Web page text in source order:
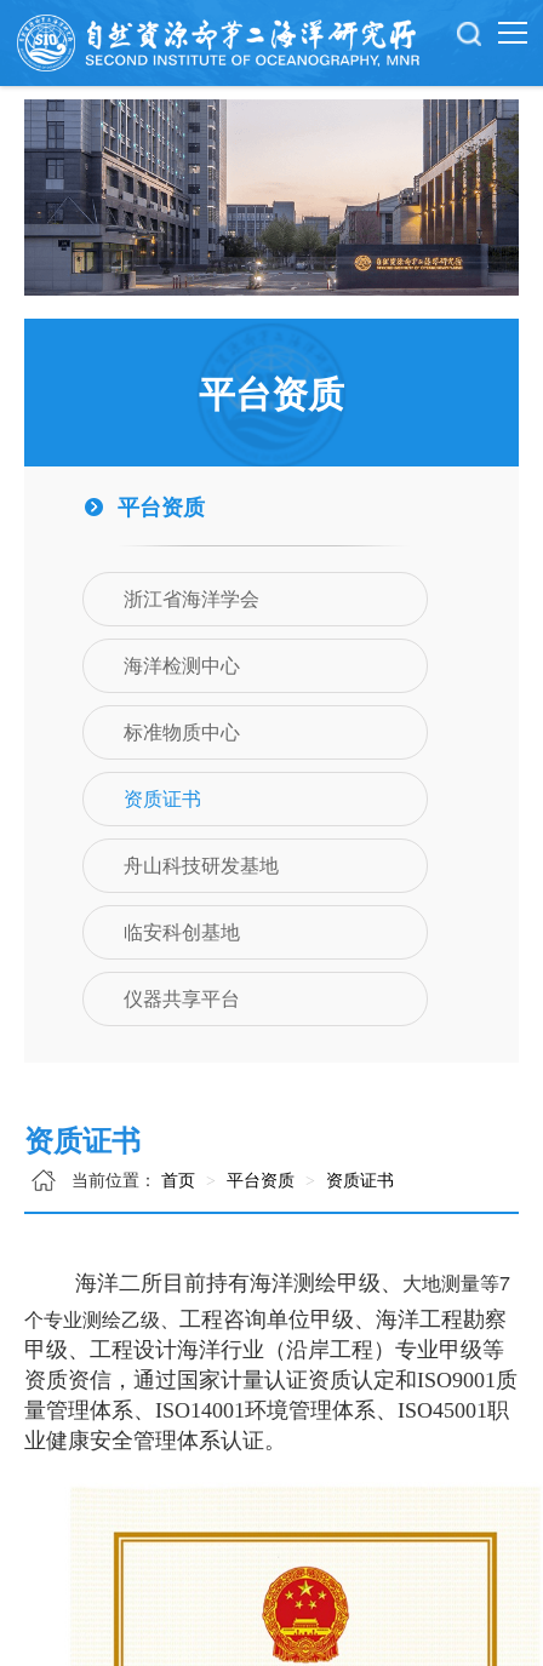
平台资质
平台资质
浙江省海洋学会
海洋检测中心
标准物质中心
资质证书
舟山科技研发基地
临安科创基地
仪器共享平台
资质证书
当前位置： 首页 平台资质 资质证书
海洋二所目前持有海洋测绘甲级、 大地测量等7
个专业测绘乙级、 工程咨询单位甲级、 海洋工程勘察
甲级、 工程设计海洋行业（沿岸工程）专业甲级等
资质资信，通过国家计量认证资质认定和ISO9001质
量管理体系、ISO14001环境管理体系、ISO45001职
业健康安全管理体系认证。